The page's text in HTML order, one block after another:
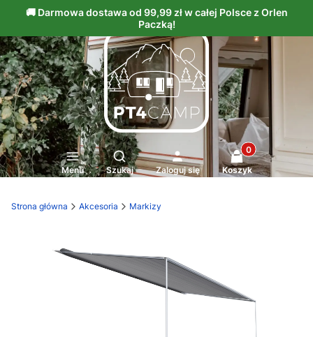
Menu
Otwórz wyszukiwarkę
Szukaj Zaloguj się
Produkty w
Koszyk
Strona główna Akcesoria Markizy